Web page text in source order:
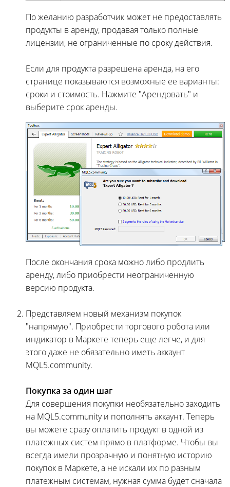
По желанию разработчик может не предоставлять
продукты в аренду, продавая только полные
лицензии, не ограниченные по сроку действия.
Если для продукта разрешена аренда, на его
странице показываются возможные ее варианты:
сроки и стоимость. Нажмите "Арендовать" и
выберите срок аренды.
После окончания срока можно либо продлить
аренду, либо приобрести неограниченную
версию продукта.
Представляем новый механизм покупок
"напрямую". Приобрести торгового робота или
индикатор в Маркете теперь еще легче, и для
этого даже не обязательно иметь аккаунт
MQL5.community.
Покупка за один шаг
Для совершения покупки необязательно заходить
на MQL5.community и пополнять аккаунт. Теперь
вы можете сразу оплатить продукт в одной из
платежных систем прямо в платформе. Чтобы вы
всегда имели прозрачную и понятную историю
покупок в Маркете, а не искали их по разным
платежным системам, нужная сумма будет сначала